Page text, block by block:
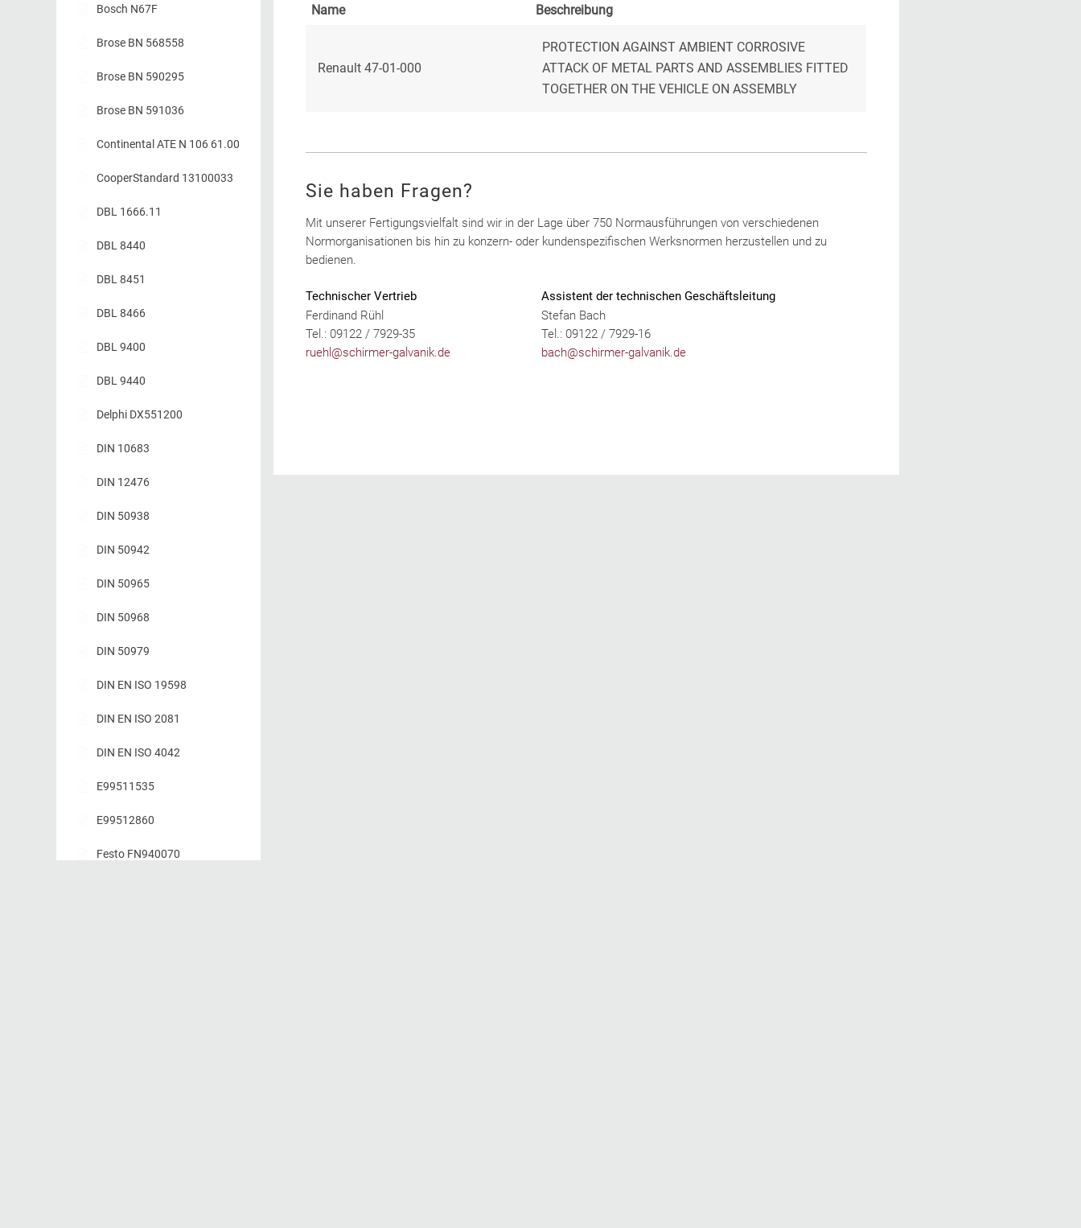
Bosch N67F
Brose BN 568558
Brose BN 590295
Brose BN 591036
Continental ATE N 106 61.00
CooperStandard 13100033
DBL 1666.11
DBL 8440
DBL 8451
DBL 8466
DBL 9400
DBL 9440
Delphi DX551200
DIN 10683
DIN 12476
DIN 50938
DIN 50942
DIN 50965
DIN 50968
DIN 50979
DIN EN ISO 19598
DIN EN ISO 2081
DIN EN ISO 4042
E99511535
E99512860
Festo FN940070
Name Beschreibung
Renault 47-01-000
PROTECTION AGAINST AMBIENT CORROSIVE
ATTACK OF METAL PARTS AND ASSEMBLIES FITTED
TOGETHER ON THE VEHICLE ON ASSEMBLY
Sie haben Fragen?
Mit unserer Fertigungsvielfalt sind wir in der Lage über 750 Normausführungen von verschiedenen
Normorganisationen bis hin zu konzern- oder kundenspezifischen Werksnormen herzustellen und zu
bedienen.
Technischer Vertrieb
Ferdinand Rühl
Tel.: 09122 / 7929-35
ruehl@schirmer-galvanik.de
Assistent der technischen Geschäftsleitung
Stefan Bach
Tel.: 09122 / 7929-16
bach@schirmer-galvanik.de